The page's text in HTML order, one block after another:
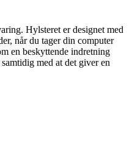
Hylsteret er designet med
når du tager din computer
en beskyttende indretning
med at det giver en